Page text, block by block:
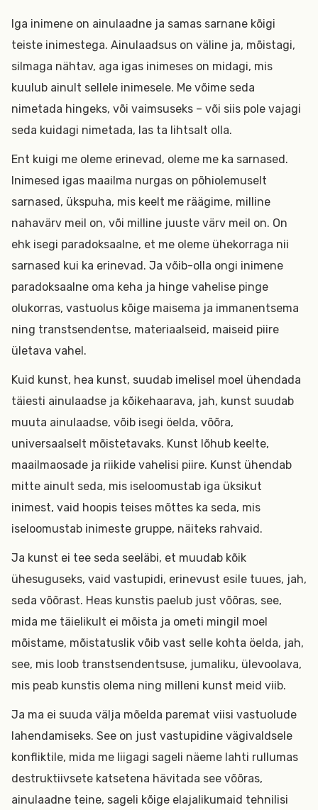
Iga inimene on ainulaadne ja samas sarnane kõigi
teiste inimestega. Ainulaadsus on väline ja, mõistagi,
silmaga nähtav, aga igas inimeses on midagi, mis
kuulub ainult sellele inimesele. Me võime seda
nimetada hingeks, või vaimsuseks – või siis pole vajagi
seda kuidagi nimetada, las ta lihtsalt olla.
Ent kuigi me oleme erinevad, oleme me ka sarnased.
Inimesed igas maailma nurgas on põhiolemuselt
sarnased, ükspuha, mis keelt me räägime, milline
nahavärv meil on, või milline juuste värv meil on. On
ehk isegi paradoksaalne, et me oleme ühekorraga nii
sarnased kui ka erinevad. Ja võib-olla ongi inimene
paradoksaalne oma keha ja hinge vahelise pinge
olukorras, vastuolus kõige maisema ja immanentsema
ning transtsendentse, materiaalseid, maiseid piire
ületava vahel.
Kuid kunst, hea kunst, suudab imelisel moel ühendada
täiesti ainulaadse ja kõikehaarava, jah, kunst suudab
muuta ainulaadse, võib isegi öelda, võõra,
universaalselt mõistetavaks. Kunst lõhub keelte,
maailmaosade ja riikide vahelisi piire. Kunst ühendab
mitte ainult seda, mis iseloomustab iga üksikut
inimest, vaid hoopis teises mõttes ka seda, mis
iseloomustab inimeste gruppe, näiteks rahvaid.
Ja kunst ei tee seda seeläbi, et muudab kõik
ühesuguseks, vaid vastupidi, erinevust esile tuues, jah,
seda võõrast. Heas kunstis paelub just võõras, see,
mida me täielikult ei mõista ja ometi mingil moel
mõistame, mõistatuslik võib vast selle kohta öelda, jah,
see, mis loob transtsendentsuse, jumaliku, ülevoolava,
mis peab kunstis olema ning milleni kunst meid viib.
Ja ma ei suuda välja mõelda paremat viisi vastuolude
lahendamiseks. See on just vastupidine vägivaldsele
konfliktile, mida me liigagi sageli näeme lahti rullumas
destruktiivsete katsetena hävitada see võõras,
ainulaadne teine, sageli kõige elajalikumaid tehnilisi